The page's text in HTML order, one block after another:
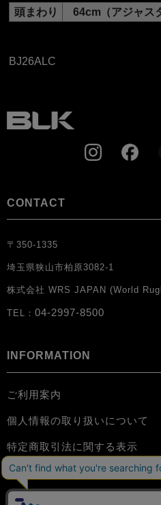
頭まわり 64cm（アジャス
BJ26ALC
CONTACT
〒350-1335
埼玉県狭山市柏原3082-1
株式会社 WRS JAPAN (World
TEL： 04-2997-8500
INFORMATION
ご利用案内
個人情報の取り扱いについて
特定商取引法に関する表示
お問い合わせ
会員規約